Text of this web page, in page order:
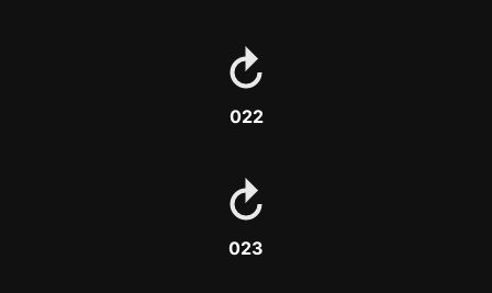
022
023